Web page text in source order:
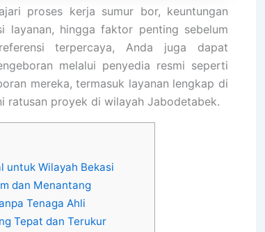
proses kerja sumur bor, keuntungan
layanan, hingga faktor penting sebelum
terpercaya, Anda juga dapat
melalui penyedia resmi seperti
mereka, termasuk layanan lengkap di
ratusan proyek di wilayah Jabodetabek.
untuk Wilayah Bekasi
dan Menantang
Tenaga Ahli
Tepat dan Terukur